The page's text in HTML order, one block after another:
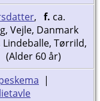
, f. ca.
Vejle, Danmark
Lindeballe, Tørrild,
(Alder 60 år)
|